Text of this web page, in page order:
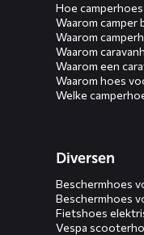
Hoe
Waarom camper
Waarom
Waarom
Waarom een
Waarom hoes
Welke
Diversen
Beschermhoes
Beschermhoes
Fietshoes
Vespa